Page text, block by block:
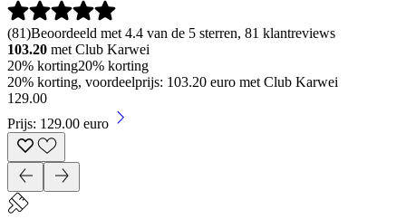
(81)Beoordeeld met 4.4 van de 5 sterren, 81 klantreviews
103.20 met Club Karwei
20% korting20% korting
20% korting, voordeelprijs: 103.20 euro met Club Karwei
129.00
Prijs: 129.00 euro